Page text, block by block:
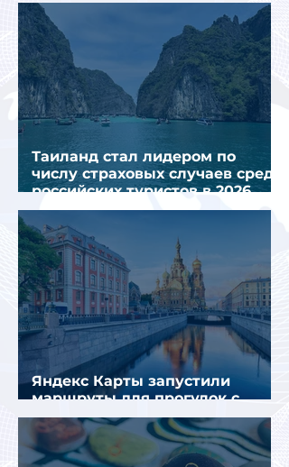
Таиланд стал лидером по
числу страховых случаев среди
российских туристов в 2026
году
Яндекс Карты запустили
маршруты для прогулок с
описанием и аудиогидом